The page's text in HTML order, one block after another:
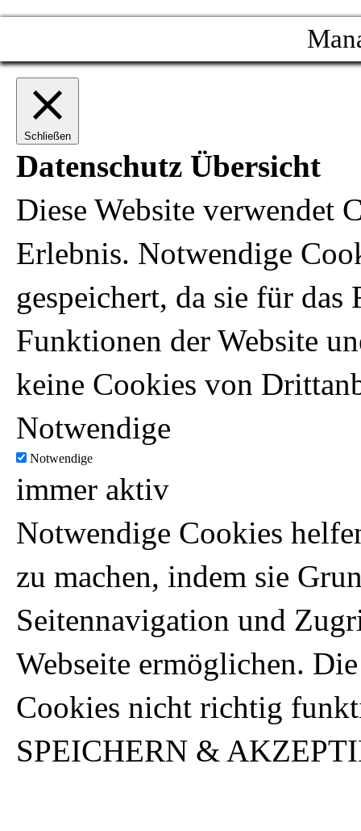
Schließen
Datenschutz Übersicht
Diese Website verwendet
Erlebnis. Notwendige
gespeichert, da sie für
Funktionen der Website
keine Cookies von
Notwendige
Notwendige
immer aktiv
Notwendige Cookies
zu machen, indem sie
Seitennavigation und
Webseite ermöglichen.
Cookies nicht richtig
SPEICHERN &